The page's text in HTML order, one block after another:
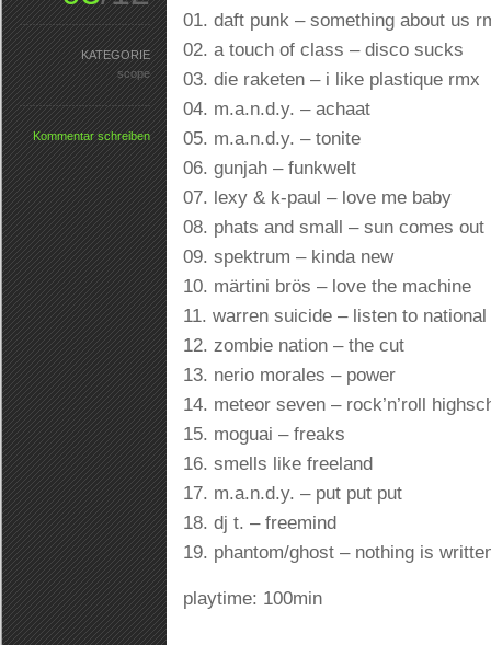
01. daft punk – something about us
02. a touch of class – disco sucks
03. die raketen – i like plastique rmx
04. m.a.n.d.y. – achaat
05. m.a.n.d.y. – tonite
06. gunjah – funkwelt
07. lexy & k-paul – love me baby
08. phats and small – sun comes out
09. spektrum – kinda new
10. märtini brös – love the machine
11. warren suicide – listen to
12. zombie nation – the cut
13. nerio morales – power
14. meteor seven – rock’n’roll
15. moguai – freaks
16. smells like freeland
17. m.a.n.d.y. – put put put
18. dj t. – freemind
19. phantom/ghost – nothing is
playtime: 100min
KATEGORIE
scope
Kommentar schreiben